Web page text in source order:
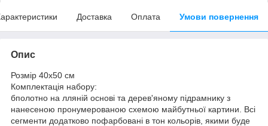
Доставка Оплата Умови повернення
Опис
Розмір 40x50 см
Комплектація набору:
бполотно на лляній основі та дерев'яному підрамнику з
нанесеною пронумерованою схемою майбутньої картини. Всі
сегменти додатково пофарбовані в тон кольорів, якими буде